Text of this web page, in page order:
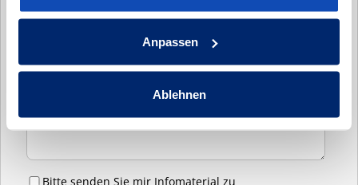
Anpassen
Ablehnen
Telefonnummer:*
Nachricht:
Bitte senden Sie mir Infomaterial zu